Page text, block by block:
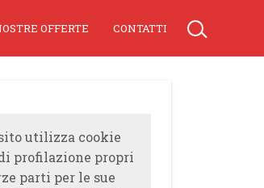
OFFERTE CONTATTI
utilizza cookie
profilazione propri
parti per le sue